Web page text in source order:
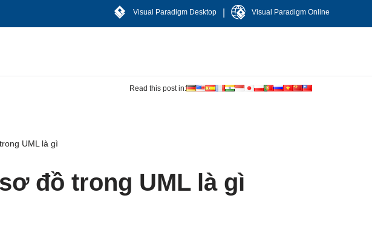
Visual Paradigm Desktop Visual Paradigm Online
Read this post in:
UML là gì
đồ trong UML là gì